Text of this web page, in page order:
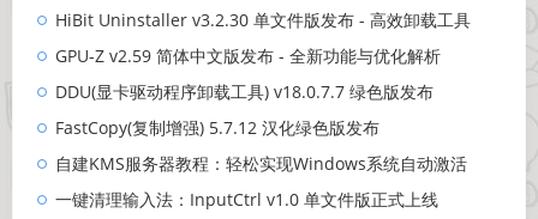
HiBit Uninstaller v3.2.30 单文件版发布 - 高效卸载工具
GPU-Z v2.59 简体中文版发布 - 全新功能与优化解析
DDU(显卡驱动程序卸载工具) v18.0.7.7 绿色版发布
FastCopy(复制增强) 5.7.12 汉化绿色版发布
自建KMS服务器教程：轻松实现Windows系统自动激活
一键清理输入法：InputCtrl v1.0 单文件版正式上线